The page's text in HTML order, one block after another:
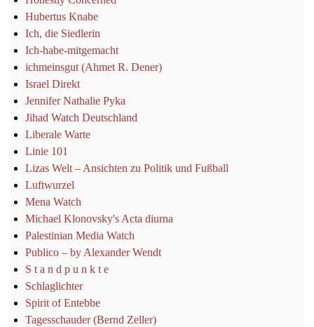
Hubertus Knabe
Ich, die Siedlerin
Ich-habe-mitgemacht
ichmeinsgut (Ahmet R. Dener)
Israel Direkt
Jennifer Nathalie Pyka
Jihad Watch Deutschland
Liberale Warte
Linie 101
Lizas Welt – Ansichten zu Politik und Fußball
Luftwurzel
Mena Watch
Michael Klonovsky's Acta diurna
Palestinian Media Watch
Publico – by Alexander Wendt
S t a n d p u n k t e
Schlaglichter
Spirit of Entebbe
Tagesschauder (Bernd Zeller)